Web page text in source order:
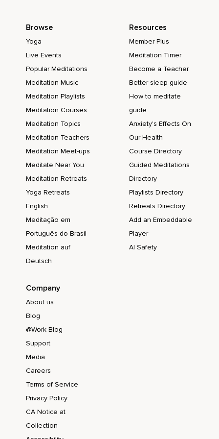
Te sientes parte de este gran grupo,
De esta tribu donde todos estamos sosteniéndonos.
No estás solo y puedes volver cada que así lo necesites.
A este grupo que te sostiene,
Que está en ti,
Puedes conectar con este grupo cada que lo necesites,
Llevando una mano a tu corazón.
Sigue respirando de manera natural,
Disfrutando de estar aquí,
De formar parte y cuando te sientas preparado,
Preparada,
Puedes ir saliendo lentamente de esta práctica.
Browse
Yoga
Live Events
Popular Meditations
Meditation Music
Meditation Playlists
Meditation Courses
Meditation Topics
Meditation Teachers
Meditation Meet-ups
Meditate Near You
Meditation Retreats
Yoga Retreats
English
Meditação em
Português do Brasil
Meditation auf
Deutsch
Resources
Member Plus
Meditation Timer
Become a Teacher
Better sleep guide
How to meditate
guide
Anxiety's Effects On
Our Health
Course Directory
Guided Meditations
Directory
Playlists Directory
Retreats Directory
Add an Embeddable
Player
AI Safety
Company
About us
Blog
@Work Blog
Support
Media
Careers
Terms of Service
Privacy Policy
CA Notice at
Collection